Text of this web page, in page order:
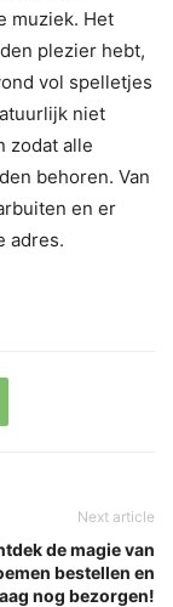
muziek. Het
plezier hebt,
vol spelletjes
niet
zodat alle
behoren. Van
en er
adres.
Next article
de magie van
bestellen en
nog bezorgen!